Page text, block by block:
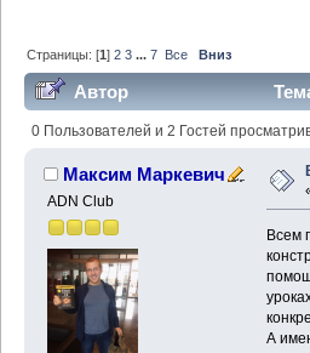
Страницы: [1]2 3 ...7 Все Вниз
Автор
0 Пользователей и 2 Гостей
Максим Маркевич
ADN Club
Всем
А